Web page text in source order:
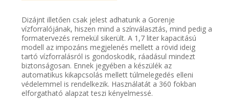
Dizájnt illetően csak jelest adhatunk a Gorenje
vízforralójának, hiszen mind a színválasztás, mind pedig a
formatervezés remekül sikerült. A 1,7 liter kapacitású
modell az impozáns megjelenés mellett a rövid ideig
tartó vízforralásról is gondoskodik, ráadásul mindezt
biztonságosan. Ennek jegyében a készülék az
automatikus kikapcsolás mellett túlmelegedés elleni
védelemmel is rendelkezik. Használatát a 360 fokban
elforgatható alapzat teszi kényelmessé.